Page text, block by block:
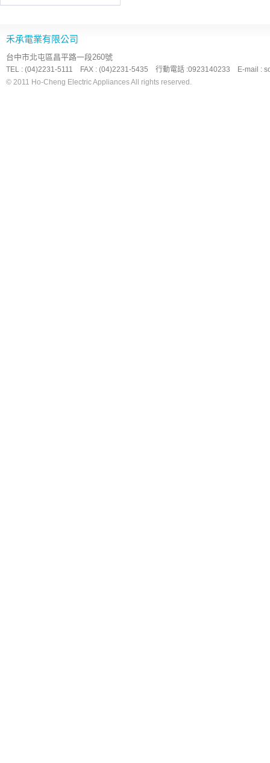
禾承電業有限公司
台中市北屯區昌平路一段260號
TEL : (04)2231-5111 FAX : (04)2231-5435 行動電話 :0923140233 E-mail :
© 2011 Ho-Cheng Electric Appliances All rights reserved.